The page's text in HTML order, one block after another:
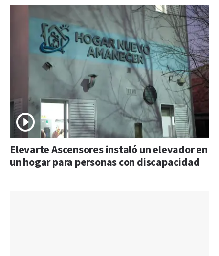
Elevarte Ascensores instaló un elevador en
un hogar para personas con discapacidad